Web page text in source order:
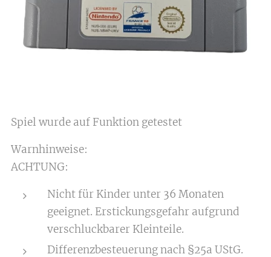
Spiel wurde auf Funktion getestet
Warnhinweise:
ACHTUNG:
Nicht für Kinder unter 36 Monaten
geeignet. Erstickungsgefahr aufgrund
verschluckbarer Kleinteile.
Differenzbesteuerung nach §25a UStG.